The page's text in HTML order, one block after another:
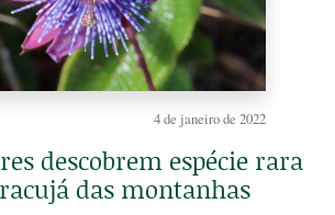
4 de janeiro de 2022
descobrem espécie rara
das montanhas